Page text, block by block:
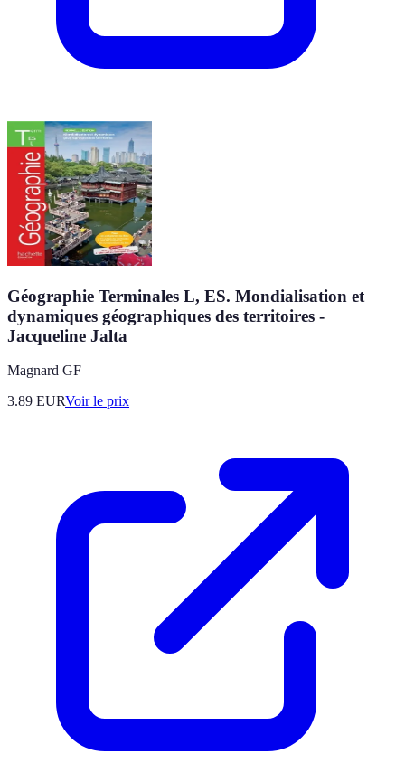
Géographie Terminales L, ES. Mondialisation et
dynamiques géographiques des territoires -
Jacqueline Jalta
Magnard GF
3.89 EURVoir le prix